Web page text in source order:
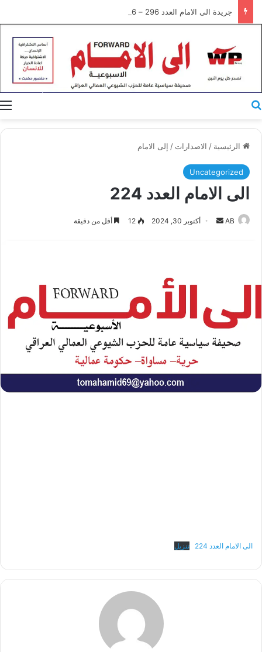
جريدة الى الامام العدد 296 – 28/07/2026
الرئيسية / الاصدارات / إلى الامام
Uncategorized
الى الامام العدد 224
AB
أرسل أكتوبر 30, 2024 12 أقل من دقيقة
الى الامام العدد 224 تنزيل